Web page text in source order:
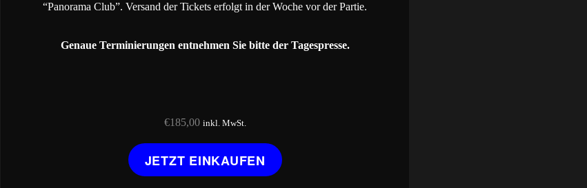
“Panorama Club”. Versand der Tickets erfolgt in der Woche vor der Partie.
Genaue Terminierungen entnehmen Sie bitte der Tagespresse.
€185,00 inkl. MwSt.
JETZT EINKAUFEN